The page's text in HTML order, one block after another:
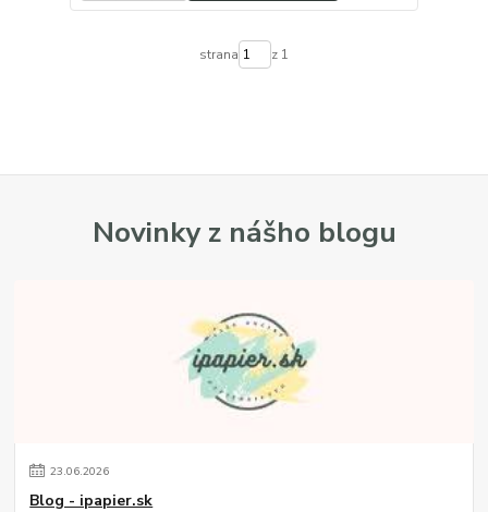
strana z 1
Novinky z nášho blogu
23.06.2026
Blog - ipapier.sk